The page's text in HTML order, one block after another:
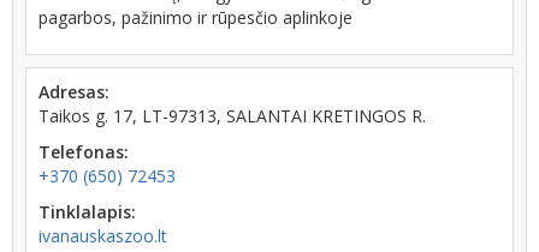
pagarbos, pažinimo ir rūpesčio aplinkoje
Adresas:
Taikos g. 17, LT-97313, SALANTAI KRETINGOS R.
Telefonas:
+370 (650) 72453
Tinklalapis:
ivanauskaszoo.lt